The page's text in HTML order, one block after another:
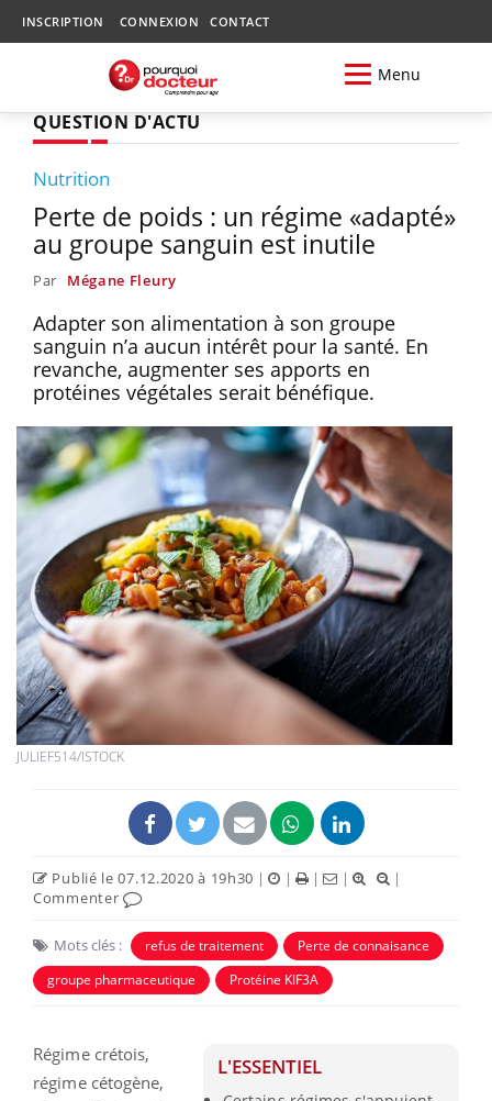
INSCRIPTION CONNEXION CONTACT
Menu
QUESTION D'ACTU
Nutrition
Perte de poids : un régime «adapté»
au groupe sanguin est inutile
Par Mégane Fleury
Adapter son alimentation à son groupe
sanguin n’a aucun intérêt pour la santé. En
revanche, augmenter ses apports en
protéines végétales serait bénéfique.
JULIEF514/ISTOCK
Publié le 07.12.2020 à 19h30 | | | |
|
Commenter
Mots clés : refus de traitement
Perte de connaisance
groupe pharmaceutique
Protéine KIF3A
L'ESSENTIEL
Régime crétois,
régime cétogène,